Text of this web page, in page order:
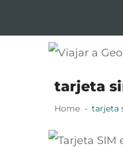
navigation
tarjeta
Home tarjeta